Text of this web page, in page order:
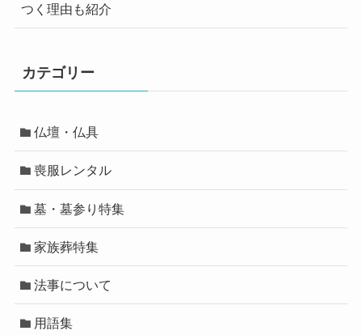
つく理由も紹介
カテゴリー
仏壇・仏具
喪服レンタル
墓・墓参り特集
家族葬特集
法事について
用語集